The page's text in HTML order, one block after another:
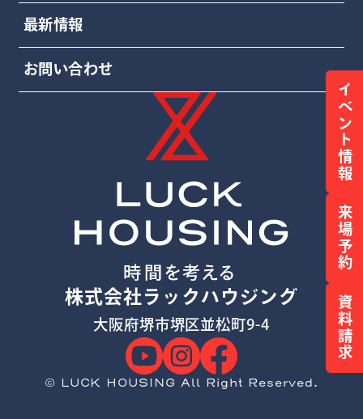
イベント情報
来場予約
資料請求
最新情報
お問い合わせ
株式会社ラックハウジング
大阪府堺市堺区並松町9-4
© LUCK HOUSING All Right Reserved.